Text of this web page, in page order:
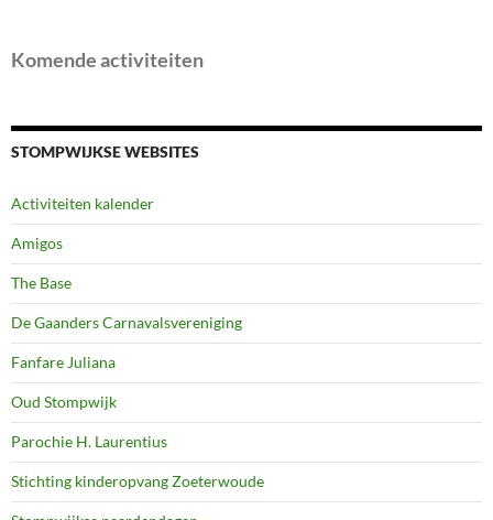
Komende activiteiten
STOMPWIJKSE WEBSITES
Activiteiten kalender
Amigos
The Base
De Gaanders Carnavalsvereniging
Fanfare Juliana
Oud Stompwijk
Parochie H. Laurentius
Stichting kinderopvang Zoeterwoude